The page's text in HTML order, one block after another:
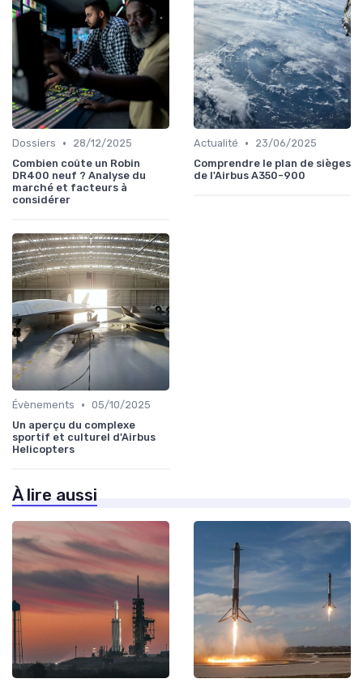
Dossiers •
28/12/2025
Combien coûte un Robin
DR400 neuf ? Analyse du
marché et facteurs à
considérer
Actualité •
23/06/2025
Comprendre le plan de sièges
de l'Airbus A350-900
Évènements • 05/10/2025
Un aperçu du complexe
sportif et culturel d'Airbus
Helicopters
À lire aussi